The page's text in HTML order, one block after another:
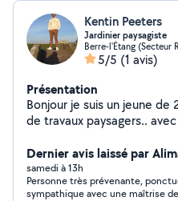
Kentin Peeters
Jardinier paysagiste
Berre-l'Étang (Secteur
5/5 (1 avis)
Présentation
Bonjour je suis un jeune de 24ans qui
de travaux paysagers..
de répondre à beaucoup
Dernier avis laissé par
samedi à 13h
Personne très prévenante,
sympathique avec une maîtrise